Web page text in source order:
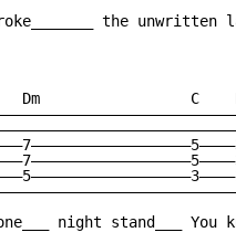
the unwritten
Dm                 C
night stand___ You